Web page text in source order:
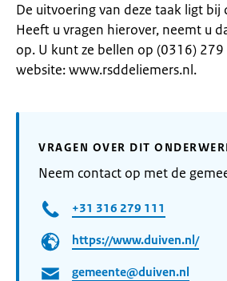
De uitvoering van deze taak ligt bij
Heeft u vragen hierover, neemt u
op. U kunt ze bellen op (0316)
website: www.rsddeliemers.nl.
VRAGEN OVER DIT
Neem contact op met de
+31 316 279 111
https://www.duiven.nl/
gemeente@duiven.nl